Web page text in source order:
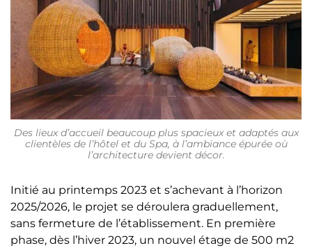
Des lieux d’accueil beaucoup plus spacieux et adaptés aux
clientèles de l’hôtel et du Spa, à l’ambiance épurée où
l’architecture devient décor.
Initié au printemps 2023 et s’achevant à l’horizon
2025/2026, le projet se déroulera graduellement,
sans fermeture de l’établissement. En première
phase, dès l’hiver 2023, un nouvel étage de 500 m2